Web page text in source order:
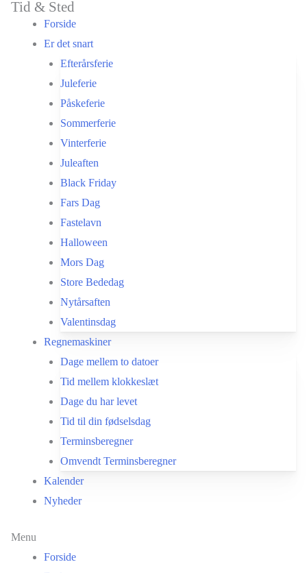
indholdet
Tid & Sted
Forside
Er det snart
Efterårsferie
Juleferie
Påskeferie
Sommerferie
Vinterferie
Juleaften
Black Friday
Fars Dag
Fastelavn
Halloween
Mors Dag
Store Bededag
Nytårsaften
Valentinsdag
Regnemaskiner
Dage mellem to datoer
Tid mellem klokkeslæt
Dage du har levet
Tid til din fødselsdag
Terminsberegner
Omvendt Terminsberegner
Kalender
Nyheder
Menu
Forside